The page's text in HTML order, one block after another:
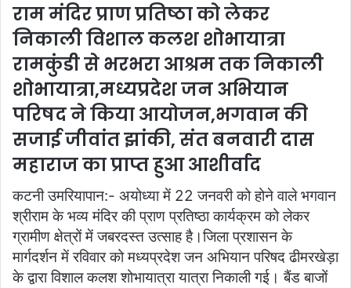
e
m
i
राम मंदिर प्राण प्रतिष्ठा को लेकर
निकाली विशाल कलश शोभायात्रा
रामकुंडी से भरभरा आश्रम तक निकाली
शोभायात्रा,मध्यप्रदेश जन अभियान
परिषद ने किया आयोजन,भगवान की
सजाई जीवांत झांकी, संत बनवारी दास
महाराज का प्राप्त हुआ आशीर्वाद
कटनी उमरियापान:- अयोध्या में 22 जनवरी को होने वाले भगवान
श्रीराम के भव्य मंदिर की प्राण प्रतिष्ठा कार्यक्रम को लेकर
ग्रामीण क्षेत्रों में जबरदस्त उत्साह है।जिला प्रशासन के
मार्गदर्शन में रविवार को मध्यप्रदेश जन अभियान परिषद ढीमरखेड़ा
के द्वारा विशाल कलश शोभायात्रा यात्रा निकाली गई। बैंड बाजों